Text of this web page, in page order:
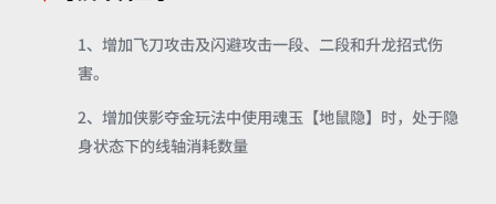
1、增加飞刀攻击及闪避攻击一段、二段和升龙招式伤
害。
2、增加侠影夺金玩法中使用魂玉【地鼠隐】时，处于隐
身状态下的线轴消耗数量